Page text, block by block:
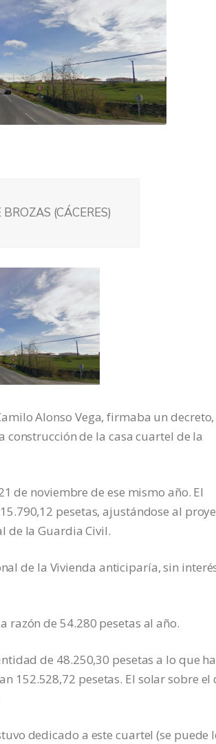
(CÁCERES)
Alonso Vega, firmaba un decreto,
de la casa cuartel de la
de noviembre de ese mismo año. El
pesetas, ajustándose al
de la Guardia Civil.
de la Vivienda anticiparía, sin
razón de 54.280 pesetas al año.
de 48.250,30 pesetas a lo que
152.528,72 pesetas. El solar sobre el
dedicado a este cuartel (se puede